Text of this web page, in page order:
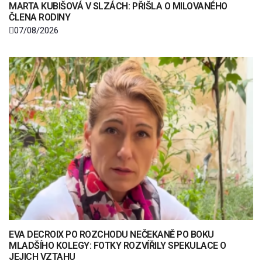
MARTA KUBIŠOVÁ V SLZÁCH: PŘIŠLA O MILOVANÉHO
ČLENA RODINY
07/08/2026
EVA DECROIX PO ROZCHODU NEČEKANĚ PO BOKU
MLADŠÍHO KOLEGY: FOTKY ROZVÍŘILY SPEKULACE O
JEJICH VZTAHU